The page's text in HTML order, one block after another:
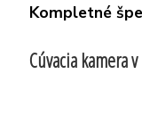
Kompletné
Cúvacia kamera